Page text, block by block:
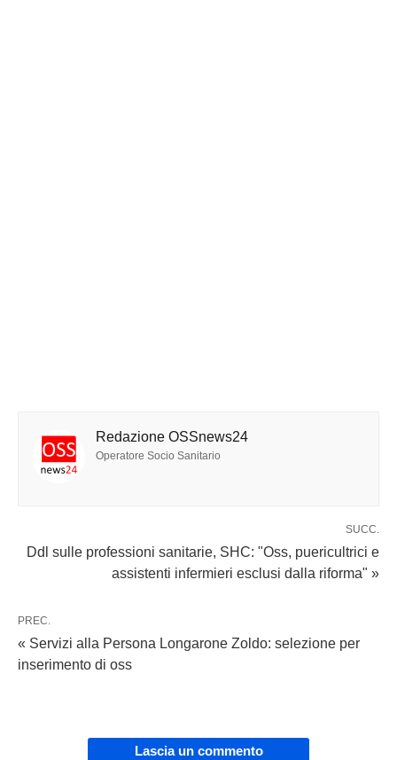
Redazione OSSnews24
Operatore Socio Sanitario
SUCC.
Ddl sulle professioni sanitarie, SHC: "Oss, puericultrici e
assistenti infermieri esclusi dalla riforma" »
PREC.
« Servizi alla Persona Longarone Zoldo: selezione per
inserimento di oss
Lascia un commento